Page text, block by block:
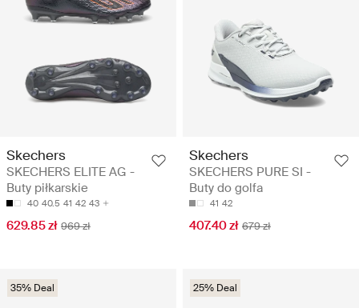
Skechers
SKECHERS ELITE AG -
Buty piłkarskie
40 40.5 41 42 43
629.85 zł 969 zł
Skechers
SKECHERS PURE SI -
Buty do golfa
41 42
407.40 zł 679 zł
35% Deal 25% Deal